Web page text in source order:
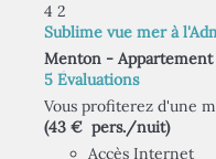
4 2
Sublime vue mer à
Menton - Appartement
5 Évaluations
Vous profiterez d'une
(43 € pers./nuit)
Accès Internet